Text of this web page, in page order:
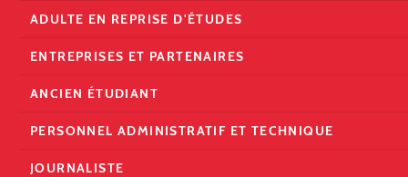
ADULTE EN REPRISE D'ÉTUDES
ENTREPRISES ET PARTENAIRES
ANCIEN ÉTUDIANT
PERSONNEL ADMINISTRATIF ET TECHNIQUE
JOURNALISTE